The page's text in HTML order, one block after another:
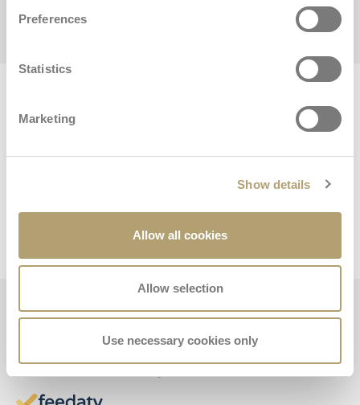
Preferences
Statistics
Marketing
Show details
Allow all cookies
Allow selection
Use necessary cookies only
Recenze Major